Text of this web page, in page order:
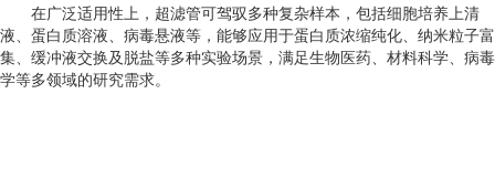
在广泛适用性上，超滤管可驾驭多种复杂样本，包括细胞培养上清
液、蛋白质溶液、病毒悬液等，能够应用于蛋白质浓缩纯化、纳米粒子富
集、缓冲液交换及脱盐等多种实验场景，满足生物医药、材料科学、病毒
学等多领域的研究需求。